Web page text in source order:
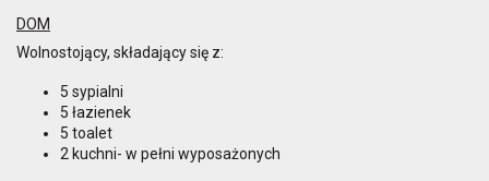
DOM
Wolnostojący, składający się z:
5 sypialni
5 łazienek
5 toalet
2 kuchni- w pełni wyposażonych